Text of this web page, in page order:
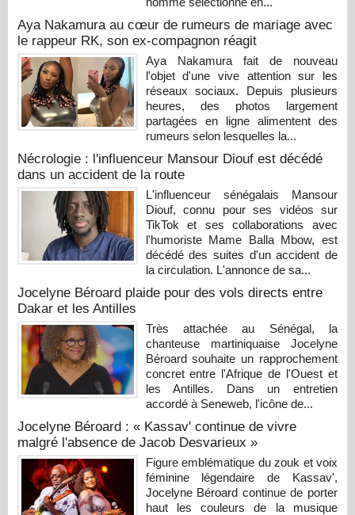
Aya Nakamura au cœur de rumeurs de mariage avec
le rappeur RK, son ex-compagnon réagit
Aya Nakamura fait de nouveau
l'objet d'une vive attention sur les
réseaux sociaux. Depuis plusieurs
heures, des photos largement
partagées en ligne alimentent des
rumeurs selon lesquelles la...
Nécrologie : l'influenceur Mansour Diouf est décédé
dans un accident de la route
L'influenceur sénégalais Mansour
Diouf, connu pour ses vidéos sur
TikTok et ses collaborations avec
l'humoriste Mame Balla Mbow, est
décédé des suites d'un accident de
la circulation. L'annonce de sa...
Jocelyne Béroard plaide pour des vols directs entre
Dakar et les Antilles
Très attachée au Sénégal, la
chanteuse martiniquaise Jocelyne
Béroard souhaite un rapprochement
concret entre l'Afrique de l'Ouest et
les Antilles. Dans un entretien
accordé à Seneweb, l'icône de...
Jocelyne Béroard : « Kassav' continue de vivre
malgré l'absence de Jacob Desvarieux »
Figure emblématique du zouk et voix
féminine légendaire de Kassav',
Jocelyne Béroard continue de porter
haut les couleurs de la musique